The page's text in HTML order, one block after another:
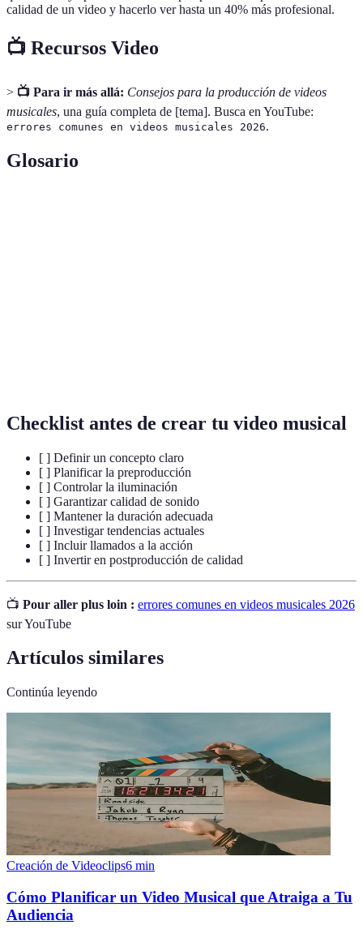
calidad de un video y hacerlo ver hasta un 40% más profesional.
📺 Recursos Video
> 📺 Para ir más allá: Consejos para la producción de videos
musicales, una guía completa de [tema]. Busca en YouTube:
errores comunes en videos musicales 2026.
Glosario
Checklist antes de crear tu video musical
[ ] Definir un concepto claro
[ ] Planificar la preproducción
[ ] Controlar la iluminación
[ ] Garantizar calidad de sonido
[ ] Mantener la duración adecuada
[ ] Investigar tendencias actuales
[ ] Incluir llamados a la acción
[ ] Invertir en postproducción de calidad
📺 Pour aller plus loin : errores comunes en videos musicales 2026
sur YouTube
Artículos similares
Continúa leyendo
Creación de Videoclips6 min
Cómo Planificar un Video Musical que Atraiga a Tu
Audiencia